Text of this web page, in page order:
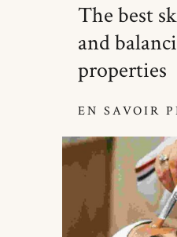
The best
and
properties
EN SAVOIR